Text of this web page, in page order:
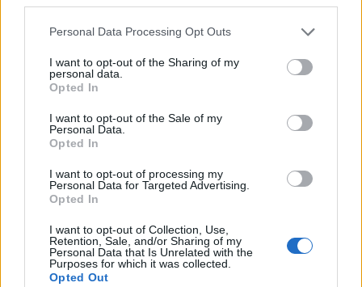
Please note that this website/app uses one or more Google
not limited to your visit or usage behaviour. You may click to
grant or deny consent to Google and its third-party tags to
use your data for below specified purposes in below Google
consent section.
Personal Data Processing Opt Outs
I want to opt-out of the Sharing of my
personal data.
Opted In
I want to opt-out of the Sale of my
Personal Data.
Opted In
I want to opt-out of processing my
Personal Data for Targeted Advertising.
Opted In
I want to opt-out of Collection, Use,
Retention, Sale, and/or Sharing of my
Personal Data that Is Unrelated with the
Purposes for which it was collected.
Opted Out